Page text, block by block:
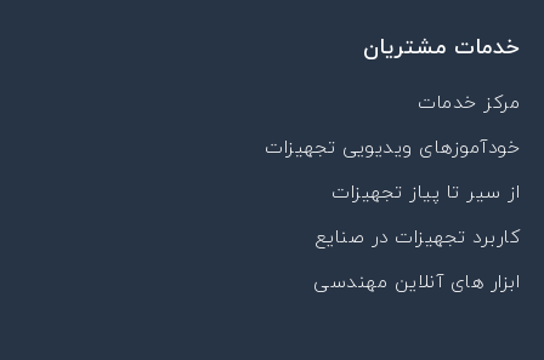
خدمات مشتریان
مرکز خدمات
خودآموزهای ویدیویی تجهیزات
از سیر تا پیاز تجهیزات
کاربرد تجهیزات در صنایع
ابزار های آنلاین مهندسی